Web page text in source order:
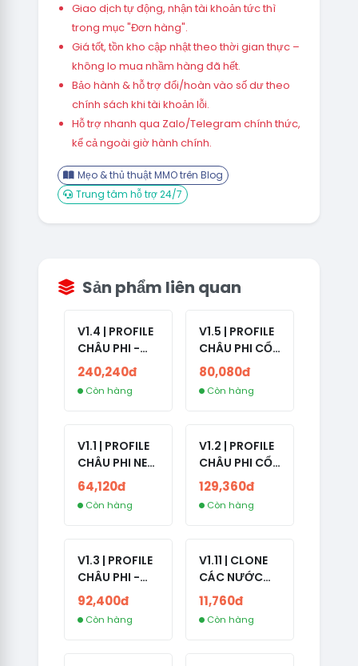
Giao dịch tự động, nhận tài khoản tức thì
trong mục "Đơn hàng".
Giá tốt, tồn kho cập nhật theo thời gian thực –
không lo mua nhầm hàng đã hết.
Bảo hành & hỗ trợ đổi/hoàn vào số dư theo
chính sách khi tài khoản lỗi.
Hỗ trợ nhanh qua Zalo/Telegram chính thức,
kể cả ngoài giờ hành chính.
Mẹo & thủ thuật MMO trên Blog
Trung tâm hỗ trợ 24/7
Sản phẩm liên quan
V1.4 | PROFILE
CHÂU PHI -
ETHIOPIA CỔ -
NO 2FA -
RANDOM BẠN
240,240đ
Còn hàng
V1.5 | PROFILE
CHÂU PHI CỔ
- NO 2FA -
LẪN 2024 -
LIVE ADS
80,080đ
Còn hàng
V1.1 | PROFILE
CHÂU PHI NEW
- NO 2FA - ĐA
SỐ BẠN BÈ
CAO
64,120đ
Còn hàng
V1.2 | PROFILE
CHÂU PHI CỔ
- NO 2FA -
LIVE ADS -
NĂM TẠO
129,360đ
Còn hàng
V1.3 | PROFILE
CHÂU PHI -
NO 2FA - LIVE
ADS
92,400đ
Còn hàng
V1.11 | CLONE
CÁC NƯỚC
CÓ 2FA -
INDIA - HÀNG
1 HOTMAIL
11,760đ
Còn hàng